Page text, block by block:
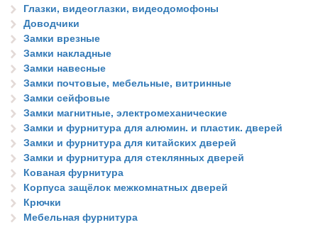
Глазки, видеоглазки, видеодомофоны
Доводчики
Замки врезные
Замки накладные
Замки навесные
Замки почтовые, мебельные, витринные
Замки сейфовые
Замки магнитные, электромеханические
Замки и фурнитура для алюмин. и пластик. дверей
Замки и фурнитура для китайских дверей
Замки и фурнитура для стеклянных дверей
Кованая фурнитура
Корпуса защёлок межкомнатных дверей
Крючки
Мебельная фурнитура